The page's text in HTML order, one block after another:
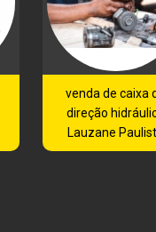
venda de caixa
direção
Lauzane